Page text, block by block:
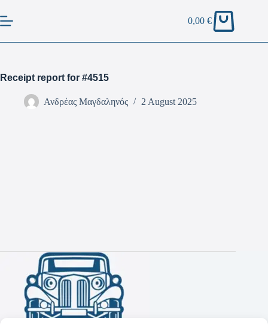
0,00€
Receipt report for #4515
Ανδρέας Μαγδαληνός 2 August 2025